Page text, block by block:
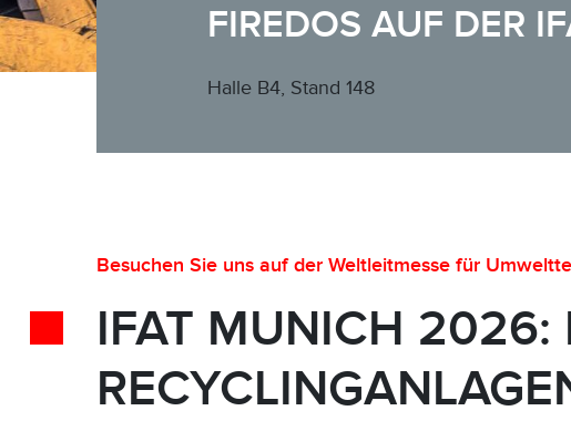
FIREDOS AUF DER
Halle B4, Stand 148
Besuchen Sie uns auf der Weltleitmesse für
IFAT MUNICH 2026: